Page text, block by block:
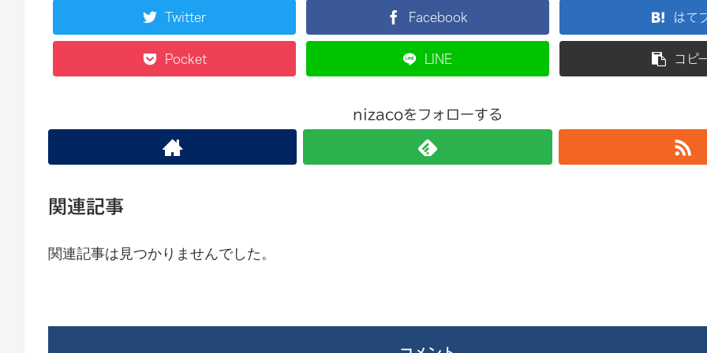
Twitter Facebook はて
Pocket LINE コピ
nizacoをフォローする
関連記事
関連記事は見つかりませんでした。